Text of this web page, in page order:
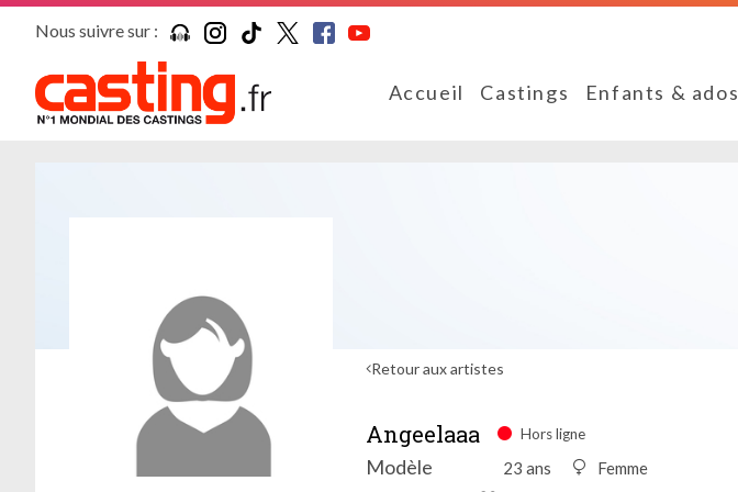
Nous suivre sur :
Accueil Castings Enfants & ados
Retour aux artistes
Angeelaaa Hors ligne
Modèle 23 ans Femme